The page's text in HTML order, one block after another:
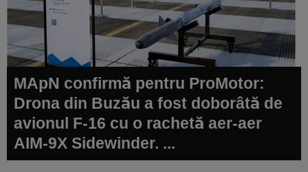
MApN confirmă pentru ProMotor:
Drona din Buzău a fost doborâtă de
avionul F-16 cu o rachetă aer-aer
AIM-9X Sidewinder. ...